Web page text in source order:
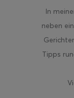
In
neben
Tipps